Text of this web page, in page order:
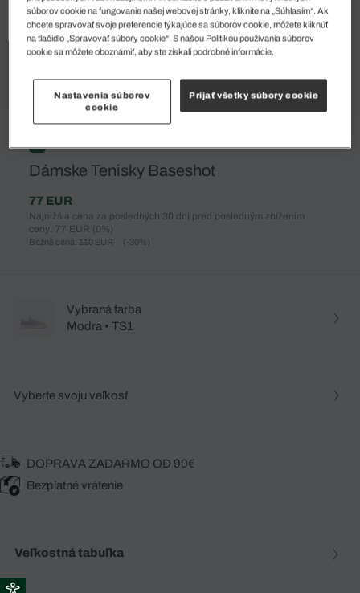
%
Dámske Tenisky Baseshot
77 EUR
Najnižšia cena za posledných 30 dní pred posledným znížením
ceny: 77 EUR (0%)
Bežná cena: 110 EUR (-30%)
Vybraná farba
Modra • TS1
Vyberte svoju veľkosť
DOPRAVA ZADARMO OD 90€
Bezplatné vrátenie
Veľkostná tabuľka
súborov cookie na fungovanie našej webovej stránky, kliknite na „Súhlasím“. Ak
chcete spravovať svoje preferencie týkajúce sa súborov cookie, môžete kliknúť
na tlačidlo „Spravovať súbory cookie“. S našou Politikou používania súborov
cookie sa môžete oboznámiť, aby ste získali podrobné informácie.
Nastavenia súborov
cookie
Prijať všetky súbory cookie